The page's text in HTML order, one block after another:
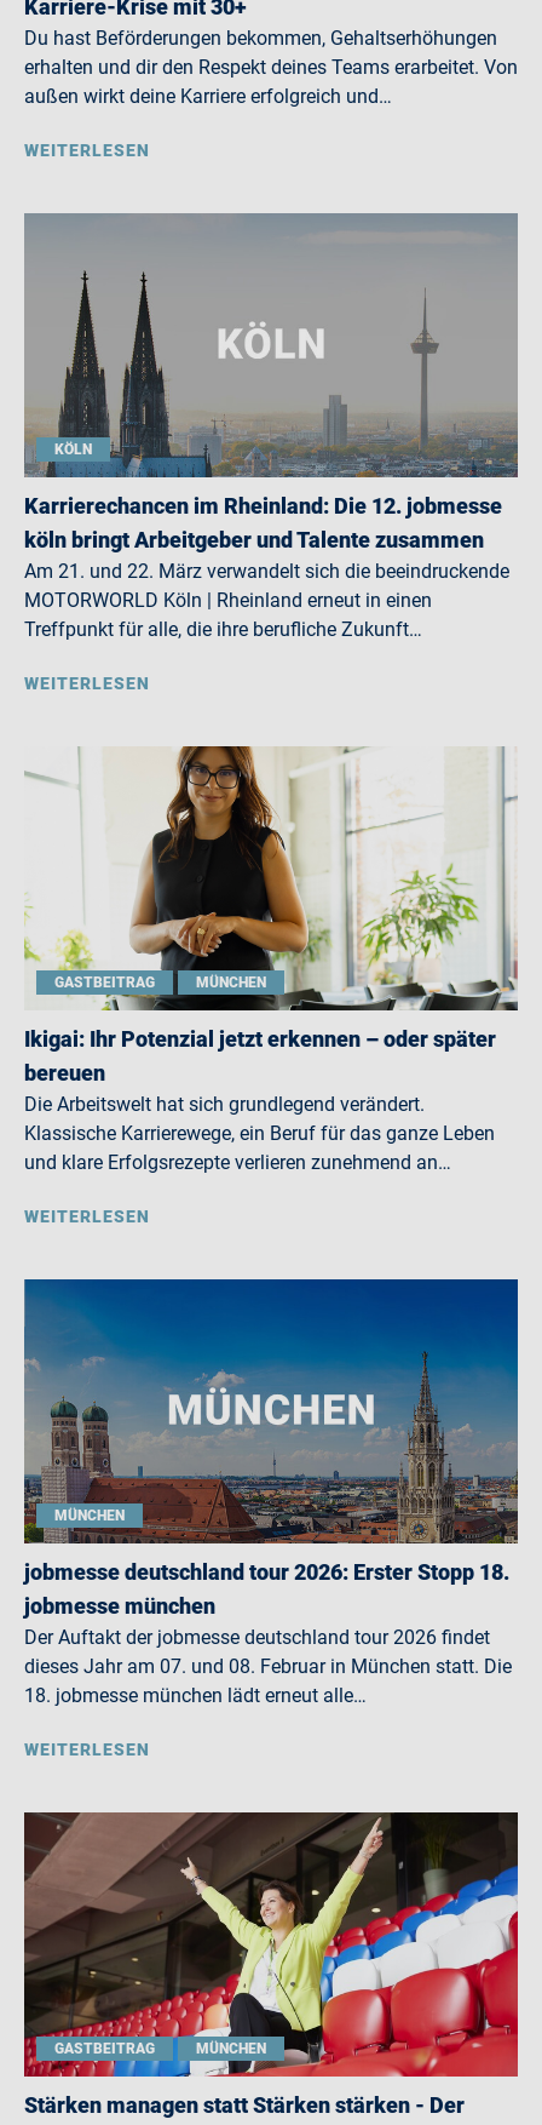
Karriere-Krise mit 30+
Du hast Beförderungen bekommen, Gehaltserhöhungen
erhalten und dir den Respekt deines Teams erarbeitet. Von
außen wirkt deine Karriere erfolgreich und…
WEITERLESEN
KÖLN
Karrierechancen im Rheinland: Die 12. jobmesse
köln bringt Arbeitgeber und Talente zusammen
Am 21. und 22. März verwandelt sich die beeindruckende
MOTORWORLD Köln | Rheinland erneut in einen
Treffpunkt für alle, die ihre berufliche Zukunft…
WEITERLESEN
GASTBEITRAG MÜNCHEN
Ikigai: Ihr Potenzial jetzt erkennen – oder später
bereuen
Die Arbeitswelt hat sich grundlegend verändert.
Klassische Karrierewege, ein Beruf für das ganze Leben
und klare Erfolgsrezepte verlieren zunehmend an…
WEITERLESEN
MÜNCHEN
jobmesse deutschland tour 2026: Erster Stopp 18.
jobmesse münchen
Der Auftakt der jobmesse deutschland tour 2026 findet
dieses Jahr am 07. und 08. Februar in München statt. Die
18. jobmesse münchen lädt erneut alle…
WEITERLESEN
GASTBEITRAG MÜNCHEN
Stärken managen statt Stärken stärken - Der